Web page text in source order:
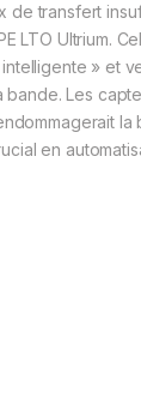
transfert
LTO Ultrium.
» et
Les
la
en